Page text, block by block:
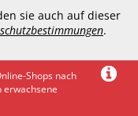
sie auch auf dieser
.
Shops nach
erwachsene